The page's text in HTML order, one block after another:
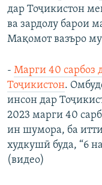
дар Тоҷикистон
ва зардолу барои
Мақомот вазъро
- Марги 40 сарбоз
Тоҷикистон.
инсон дар
2023 марги 40
ин шумора, ба
худкушӣ буда, “6
(видео)